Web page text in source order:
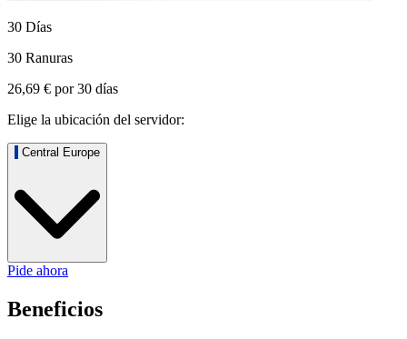
30 Días
30 Ranuras
26,69 € por30 días
Elige la ubicación del servidor:
Central Europe
Pide ahora
Beneficios